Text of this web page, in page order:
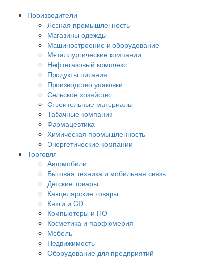
Производители
Лесная промышленность
Магазины одежды
Машиностроение и оборудование
Металлургические компании
Нефтегазовый комплекс
Продукты питания
Производство упаковки
Сельское хозяйство
Строительные материалы
Табачные компании
Фармацевтика
Химическая промышленность
Энергетические компании
Торговля
Автомобили
Бытовая техника и мобильная связь
Детские товары
Канцелярские товары
Книги и CD
Компьютеры и ПО
Косметика и парфюмерия
Мебель
Недвижимость
Оборудование для предприятий